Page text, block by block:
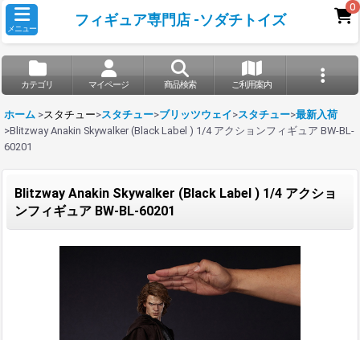
メニュー
フィギュア専門店 -ソダチトイズ
0
カテゴリ マイページ 商品検索 ご利用案内
ホーム >スタチュー>スタチュー>ブリッツウェイ>スタチュー>最新入荷
>Blitzway Anakin Skywalker (Black Label ) 1/4 アクションフィギュア BW-BL-
60201
Blitzway Anakin Skywalker (Black Label ) 1/4 アクショ
ンフィギュア BW-BL-60201